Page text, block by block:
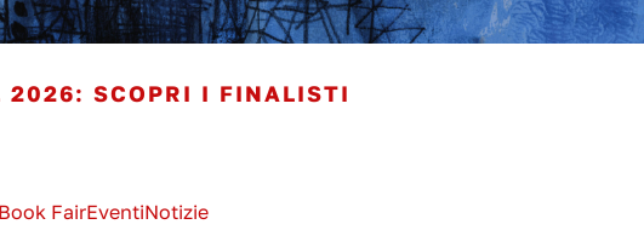
2026: SCOPRI I FINALISTI
FairEventiNotizie